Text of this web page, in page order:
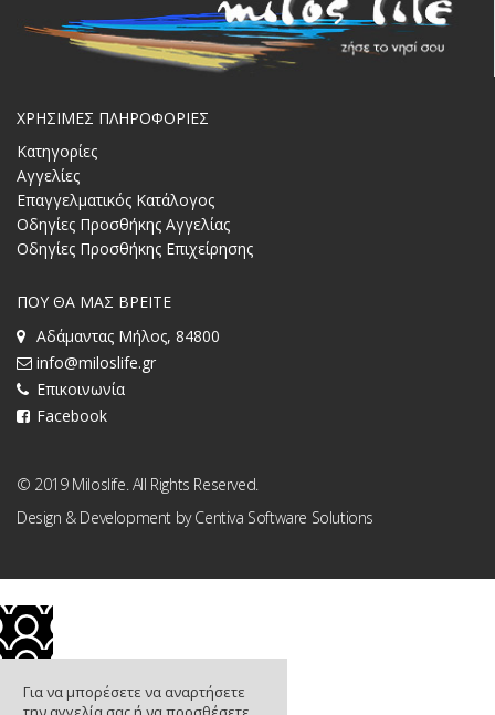
ΧΡΗΣΙΜΕΣ ΠΛΗΡΟΦΟΡΙΕΣ
Κατηγορίες
Αγγελίες
Επαγγελματικός Κατάλογος
Οδηγίες Προσθήκης Αγγελίας
Οδηγίες Προσθήκης Επιχείρησης
ΠΟΥ ΘΑ ΜΑΣ ΒΡΕΙΤΕ
Αδάμαντας Μήλος, 84800
info@miloslife.gr
Επικοινωνία
Facebook
© 2019 Miloslife. All Rights Reserved.
Design & Development byCentiva Software Solutions
Για να μπορέσετε να αναρτήσετε